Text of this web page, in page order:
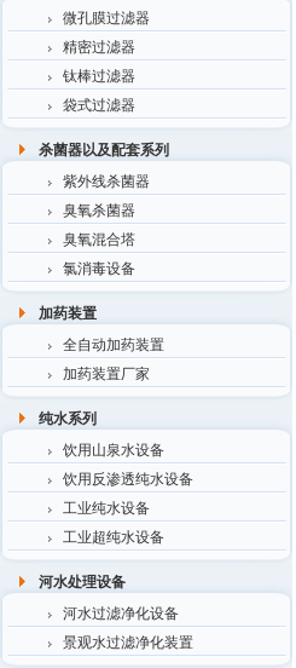
微孔膜过滤器
精密过滤器
钛棒过滤器
袋式过滤器
杀菌器以及配套系列
紫外线杀菌器
臭氧杀菌器
臭氧混合塔
氯消毒设备
加药装置
全自动加药装置
加药装置厂家
纯水系列
饮用山泉水设备
饮用反渗透纯水设备
工业纯水设备
工业超纯水设备
河水处理设备
河水过滤净化设备
景观水过滤净化装置